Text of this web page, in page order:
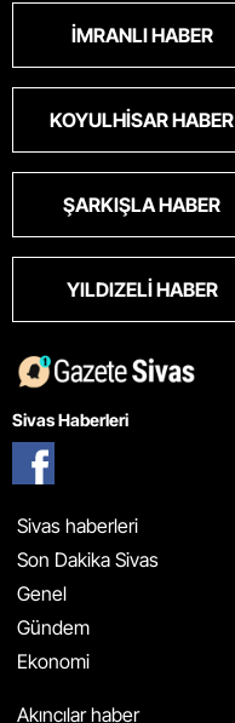
İMRANLI HABER
KOYULHISAR HABER
ŞARKIŞLA HABER
YILDIZELI HABER
Sivas Haberleri
Sivas haberleri
Son Dakika Sivas
Genel
Gündem
Ekonomi
Akıncılar haber